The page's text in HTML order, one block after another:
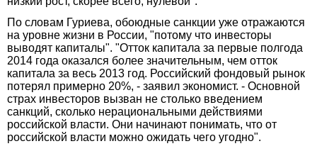
По словам Гуриева, обоюдные санкции уже отражаются
на уровне жизни в России, "потому что инвесторы
выводят капиталы". "Отток капитала за первые полгода
2014 года оказался более значительным, чем отток
капитала за весь 2013 год. Российский фондовый рынок
потерял примерно 20%, - заявил экономист. - Основной
страх инвесторов вызван не столько введением
санкций, сколько нерациональными действиями
российской власти. Они начинают понимать, что от
российской власти можно ожидать чего угодно".